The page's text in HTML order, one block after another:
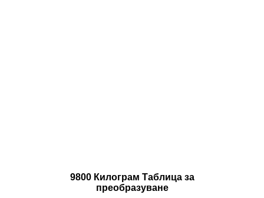
9800 Килограм Таблица за
преобразуване